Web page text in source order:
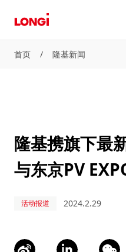
首页 / 隆基新闻
隆基携旗下最
与东京PV
活动报道 2024.2.29